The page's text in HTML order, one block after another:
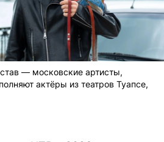
— московские артисты,
актёры из театров Туапсе,